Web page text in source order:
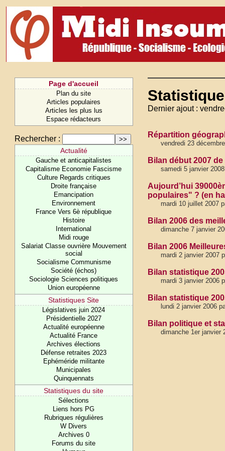
Page d'accueil
Plan du site
Articles populaires
Articles les plus lus
Espace rédacteurs
Rechercher :
Actualité
Gauche et anticapitalistes
Capitalisme Economie Fascisme
Culture Regards critiques
Droite française
Emancipation
Environnement
France Vers 6è république
Histoire
International
Midi rouge
Salariat Classe ouvrière Mouvement
social
Socialisme Communisme
Société (échos)
Sociologie Sciences politiques
Union européenne
Statistiques Site
Législatives juin 2024
Présidentielle 2027
Actualité européenne
Actualité France
Archives élections
Défense retraites 2023
Ephéméride militante
Municipales
Quinquennats
Statistiques du site
Sélections
Liens hors PG
Rubriques régulières
W Divers
Archives 0
Forums du site
Dernier ajout :
Répartition
vendredi 23
Bilan début 2007
samedi 5 janvier
Aujourd’hui
populaires" ? (en
mardi 10 juillet 2007
Bilan 2006 des
dimanche 7 janvier
Bilan 2006
mardi 2 janvier 2007
Bilan statistique
mardi 3 janvier 2006
Bilan statistique
lundi 2 janvier 2006
Bilan politique et
dimanche 1er janvier